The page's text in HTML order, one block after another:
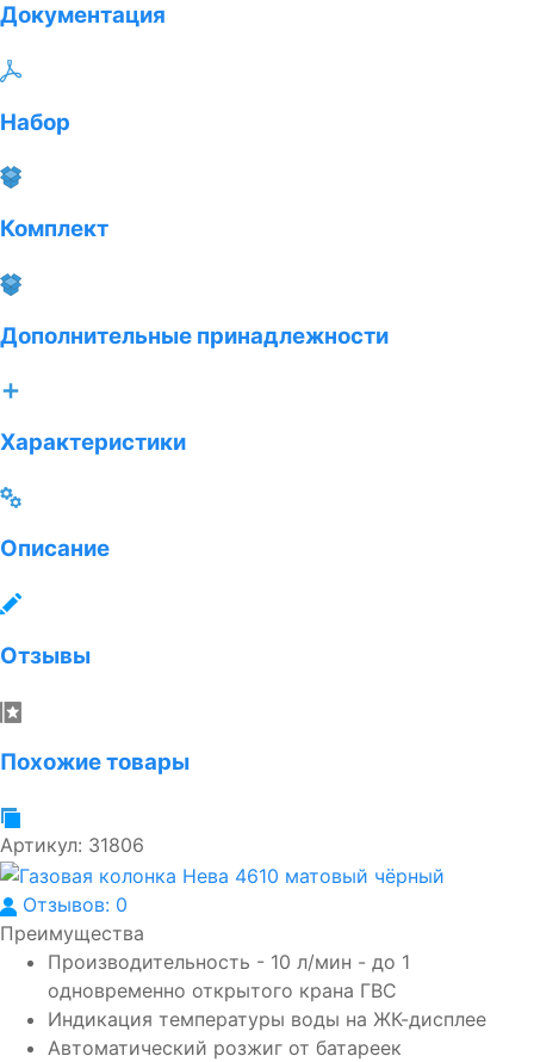
Документация
Набор
Комплект
Дополнительные принадлежности
Характеристики
Описание
Отзывы
Похожие товары
Артикул: 31806
Отзывов: 0
Преимущества
Производительность - 10 л/мин - до 1
одновременно открытого крана ГВС
Индикация температуры воды на ЖК-дисплее
Автоматический розжиг от батареек